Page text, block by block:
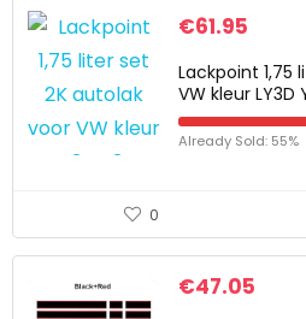
€61.95
Lackpoint 1,75
VW kleur
Already Sold: 55%
0
€47.05